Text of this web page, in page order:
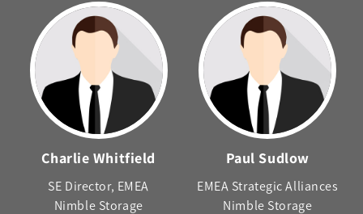
Paul Sudlow
EMEA Strategic Alliances
Nimble Storage
Charlie Whitfield
SE Director, EMEA
Nimble Storage